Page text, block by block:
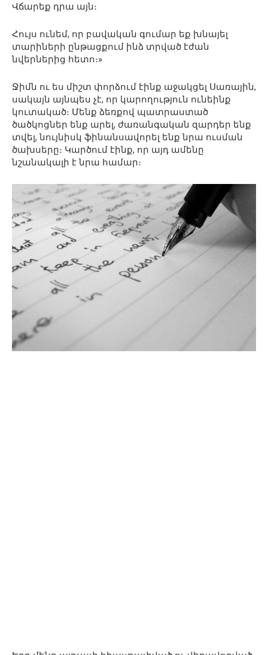
Վճարեք դրա այն։
Հույս ունեմ, որ բավական գումար եք խնայել
տարիների ընթացքում ինձ տրված էժան
նվերներից հետո։»
Ջիմն ու ես միշտ փորձում էինք աջակցել Սառային,
սակայն այնպես չէ, որ կարողություն ունեինք
կուտակած։ Մենք ձեռքով պատրաստած
ծածկոցներ ենք արել, ժառանգական զարդեր ենք
տվել, նույնիսկ ֆինանսավորել ենք նրա ուսման
ծախսերը։ Կարծում էինք, որ այդ ամենը
նշանակալի է նրա համար։